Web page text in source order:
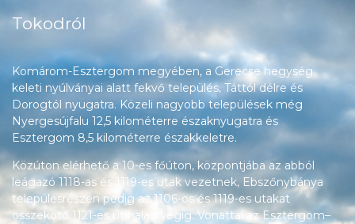
Tokodról
Komárom-Esztergom megyében, a Gerecse hegység
keleti nyúlványai alatt fekvő település, Táttól délre és
Dorogtól nyugatra. Közeli nagyobb települések még
Nyergesújfalu 12,5 kilométerre északnyugatra és
Esztergom 8,5 kilométerre északkeletre.
Közúton elérhető a 10-es főúton, központjába az abból
leágazó 1118-as és 1119-es utak vezetnek, Ebszőnybánya
településrészén pedig az 1106-os és 1119-es utakat
összekötő 1121-es út halad végig. Vonattal az Esztergom–